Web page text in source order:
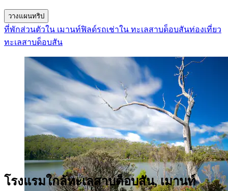
วางแผนทริป
ที่พักส่วนตัวใน เมานท์ฟิลด์รถเช่าใน ทะเลสาบด็อบสันท่องเที่ยว
ทะเลสาบด็อบสัน
โรงแรมใกล้ทะเลสาบด็อบสัน, เมานท์